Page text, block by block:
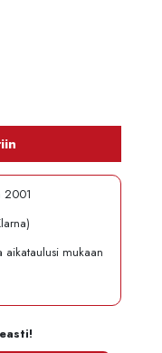
2001
aikataulusi mukaan